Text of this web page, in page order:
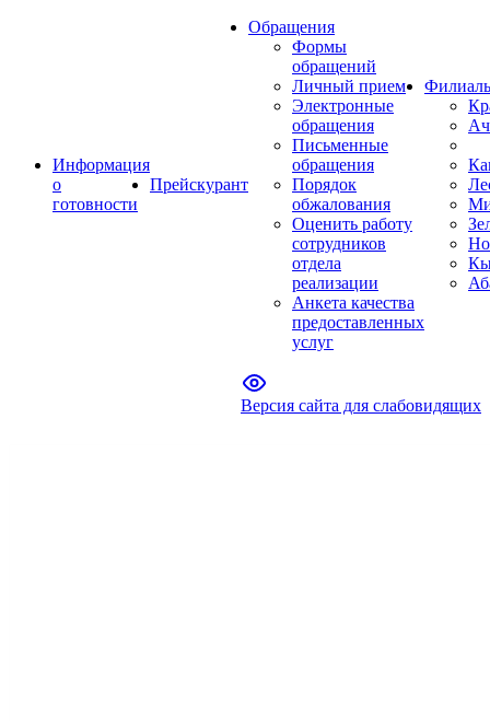
Информация
о
готовности
Прейскурант
Обращения
Формы
обращений
Личный прием
Электронные
обращения
Письменные
обращения
Порядок
обжалования
Оценить работу
сотрудников
отдела
реализации
Анкета качества
предоставленных
услуг
Версия сайта для слабовидящих